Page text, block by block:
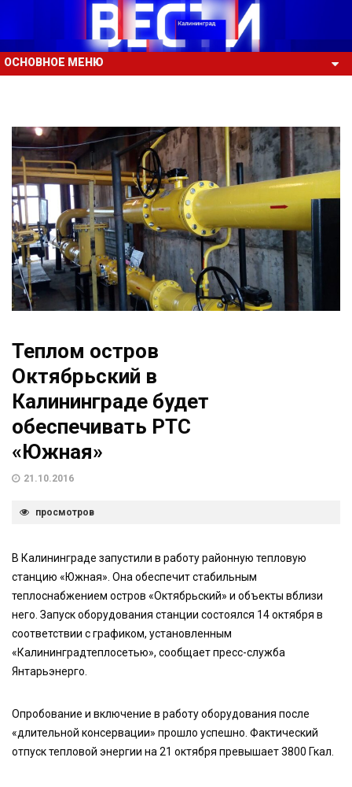
ОСНОВНОЕ МЕНЮ
Теплом остров
Октябрьский в
Калининграде будет
обеспечивать РТС
«Южная»
21.10.2016
просмотров
В Калининграде запустили в работу районную тепловую
станцию «Южная». Она обеспечит стабильным
теплоснабжением остров «Октябрьский» и объекты вблизи
него. Запуск оборудования станции состоялся 14 октября в
соответствии с графиком, установленным
«Калининградтеплосетью», сообщает пресс-служба
Янтарьэнерго.
Опробование и включение в работу оборудования после
«длительной консервации» прошло успешно. Фактический
отпуск тепловой энергии на 21 октября превышает 3800 Гкал.